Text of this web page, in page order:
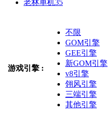
老林单机35
游戏引擎 :
不限
GOM引擎
GEE引擎
新GOM引擎
v8引擎
翎风引擎
三端引擎
其他引擎